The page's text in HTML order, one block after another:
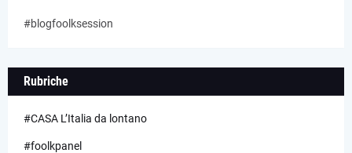
#blogfoolksession
Rubriche
#CASA L’Italia da lontano
#foolkpanel